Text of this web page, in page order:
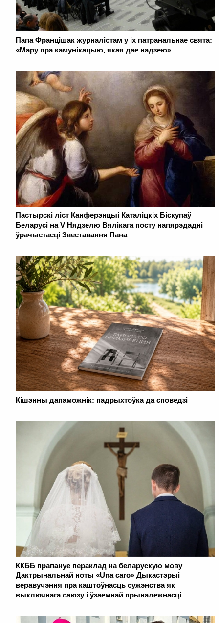
Папа Францішак журналістам у іх патранальнае свята:
«Мару пра камунікацыю, якая дае надзею»
Пастырскі ліст Канферэнцыі Каталіцкіх Біскупаў
Беларусі на V Нядзелю Вялікага посту напярэдадні
ўрачыстасці Звеставання Пана
Кішэнны дапаможнік: падрыхтоўка да споведзі
ККББ прапануе пераклад на беларускую мову
Дактрынальнай ноты «Una caro» Дыкастэрыі
веравучэння пра каштоўнасць сужэнства як
выключнага саюзу і ўзаемнай прыналежнасці